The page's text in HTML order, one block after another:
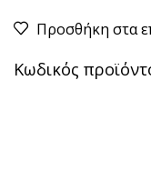
Προσθήκη στα
Κωδικός